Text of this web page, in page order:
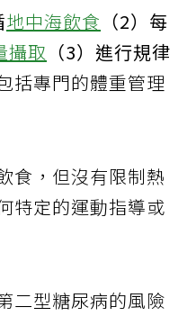
地中海飲食 （2）每
攝取 （3）進行規律
括專門的體重管理
食，但沒有限制熱
特定的運動指導或
二型糖尿病的風險